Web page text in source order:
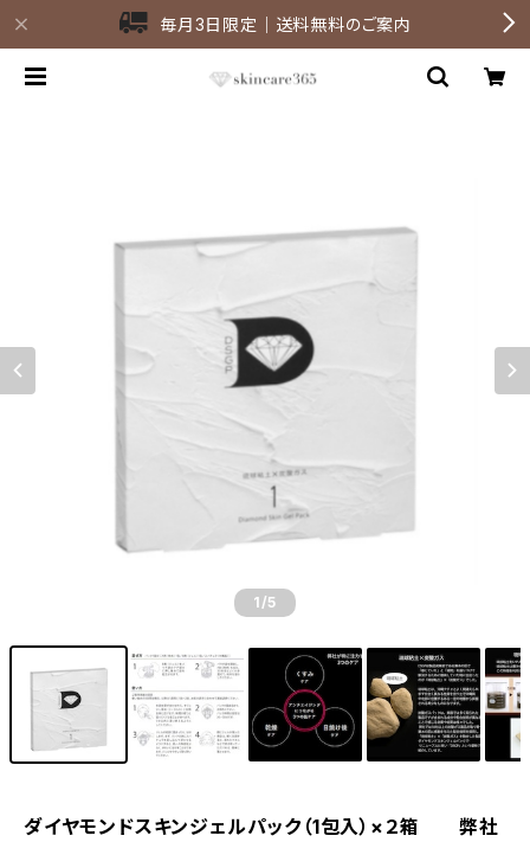
毎月3日限定｜送料無料のご案内
1 /5
ダイヤモンドスキンジェルパック（1包入）×２箱 弊社